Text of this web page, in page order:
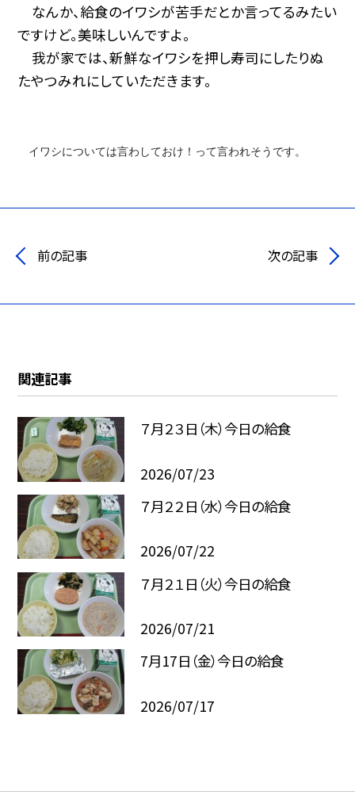
なんか、給食のイワシが苦手だとか言ってるみたい
ですけど。美味しいんですよ。
我が家では、新鮮なイワシを押し寿司にしたりぬ
たやつみれにしていただきます。
イワシについては言わしておけ！って言われそうです。
前の記事 次の記事
関連記事
７月２３日（木）今日の給食
2026/07/23
７月２２日（水）今日の給食
2026/07/22
７月２１日（火）今日の給食
2026/07/21
7月17日（金）今日の給食
2026/07/17